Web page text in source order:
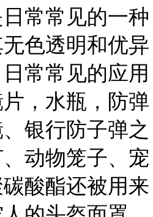
常常见的一种
色透明和优异
常常见的应用
，水瓶，防弹
银行防子弹之
动物笼子、宠
酸酯还被用来